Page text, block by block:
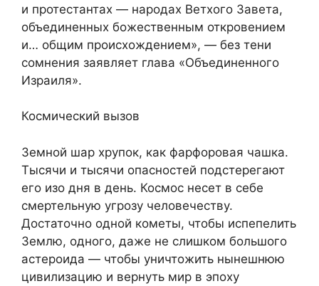
и протестантах — народах Ветхого Завета,
объединенных божественным откровением
и… общим происхождением», — без тени
сомнения заявляет глава «Объединенного
Израиля».
Космический вызов
Земной шар хрупок, как фарфоровая чашка.
Тысячи и тысячи опасностей подстерегают
его изо дня в день. Космос несет в себе
смертельную угрозу человечеству.
Достаточно одной кометы, чтобы испепелить
Землю, одного, даже не слишком большого
астероида — чтобы уничтожить нынешнюю
цивилизацию и вернуть мир в эпоху